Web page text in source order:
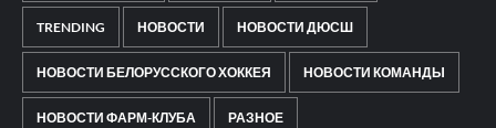
TRENDING НОВОСТИ НОВОСТИ ДЮСШ
НОВОСТИ БЕЛОРУССКОГО ХОККЕЯ НОВОСТИ КОМАНДЫ
НОВОСТИ ФАРМ-КЛУБА РАЗНОЕ